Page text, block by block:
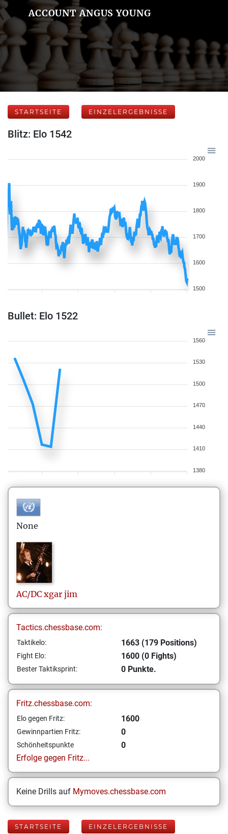
ACCOUNT ANGUS YOUNG
STARTSEITE EINZELERGEBNISSE
Blitz: Elo 1542
2000
1900
1800
1700
1600
1500
Bullet: Elo 1522
1560
1530
1500
1470
1440
1410
1380
None
AC/DC xgar jim
Tactics.chessbase.com:
Taktikelo: 1663 (179 Positions)
Fight Elo: 1600 (0 Fights)
Bester Taktiksprint: 0 Punkte.
Fritz.chessbase.com:
Elo gegen Fritz: 1600
Gewinnpartien Fritz: 0
Schönheitspunkte
0
Erfolge gegen Fritz...
Keine Drills auf Mymoves.chessbase.com
STARTSEITE EINZELERGEBNISSE